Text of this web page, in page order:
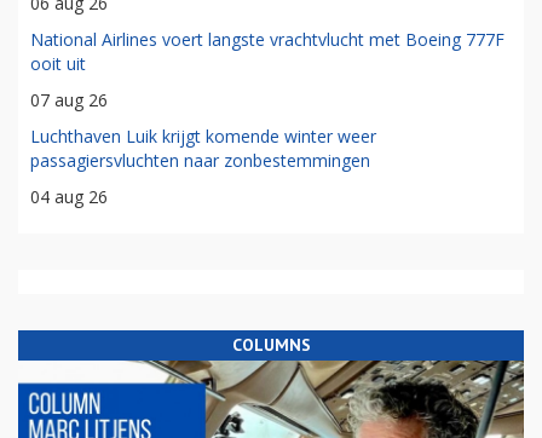
National Airlines voert langste vrachtvlucht met Boeing 777F
ooit uit
07 aug 26
Luchthaven Luik krijgt komende winter weer
passagiersvluchten naar zonbestemmingen
04 aug 26
COLUMNS